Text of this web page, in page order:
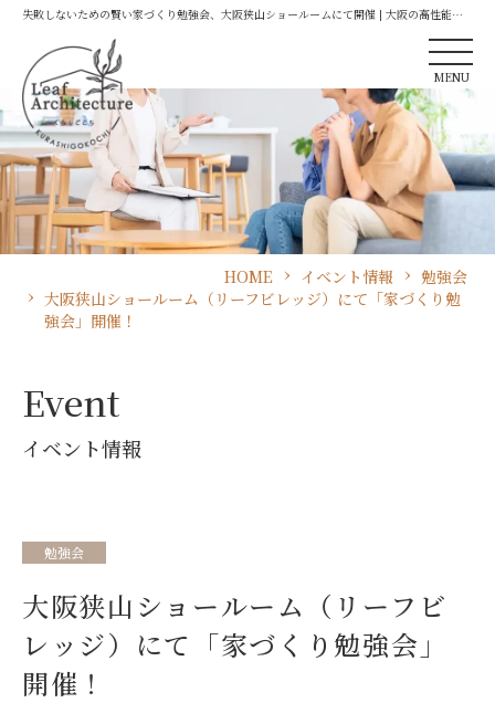
失敗しないための賢い家づくり勉強会、大阪狭山ショールームにて開催 | 大阪の高性能住
MENU
HOME イベント情報
勉強会
大阪狭山ショールーム（リーフビレッジ）にて「家づくり勉
強会」開催！
Event
イベント情報
勉強会
大阪狭山ショールーム（リーフビ
レッジ）にて「家づくり勉強会」
開催！